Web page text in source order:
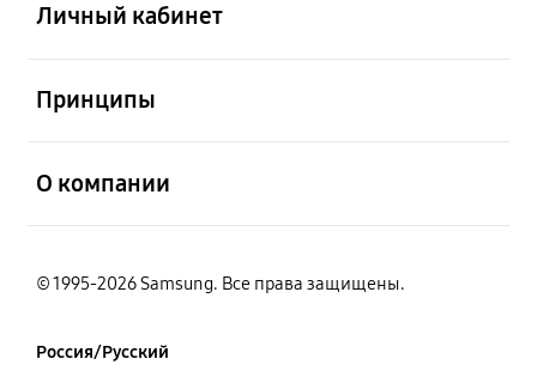
Личный кабинет
Принципы
О компании
© 1995-2026 Samsung. Все права защищены.
Россия/Русский